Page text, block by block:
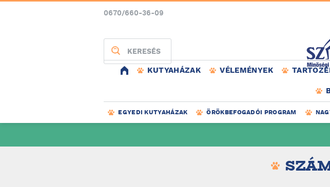
0670/660-36-09
KERESÉS
KUTYAHÁZAK VÉLEMÉNYEK
EGYEDI KUTYAHÁZAK ÖRÖKBEFOGADÓI PROGRAM